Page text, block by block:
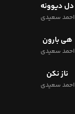
دل دیوونه
احمد سعیدی
هی بارون
احمد سعیدی
ناز نکن
احمد سعیدی